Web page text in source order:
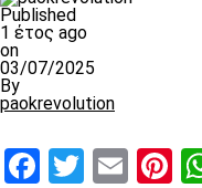
Published
1 έτος ago
on
03/07/2025
By
paokrevolution
Facebook
Twitter